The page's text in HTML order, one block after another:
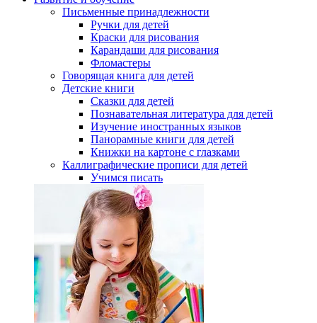
Письменные принадлежности
Ручки для детей
Краски для рисования
Карандаши для рисования
Фломастеры
Говорящая книга для детей
Детские книги
Сказки для детей
Познавательная литература для детей
Изучение иностранных языков
Панорамные книги для детей
Книжки на картоне с глазками
Каллиграфические прописи для детей
Учимся писать